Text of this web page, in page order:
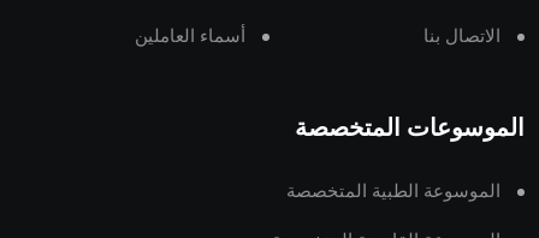
الاتصال بنا أسماء العاملين
الموسوعات المتخصصة
الموسوعة الطبية المتخصصة